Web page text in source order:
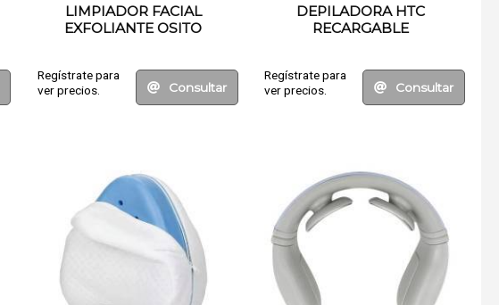
LIMPIADOR FACIAL
EXFOLIANTE OSITO
Regístrate para
ver precios.
Consultar
DEPILADORA HTC
RECARGABLE
Regístrate para
ver precios.
Consultar